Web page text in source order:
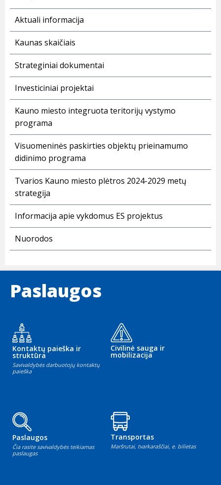
Aktuali informacija
Kaunas skaičiais
Strateginiai dokumentai
Investiciniai projektai
Kauno miesto integruota teritorijų vystymo
programa
Visuomeninės paskirties objektų prieinamumo
didinimo programa
Tvarios Kauno miesto plėtros 2024-2029 metų
strategija
Informacija apie vykdomus ES projektus
Nuorodos
Paslaugos
Kontaktų paieška ir
struktūra
Savivaldybės darbuotojų kontaktų
paieška
Civilinė sauga ir
mobilizacija
Paslaugos
Čia rasite savivaldybės teikiamas
paslaugas
Transportas
Maršrutai, tvarkaraščiai, e. bilietas